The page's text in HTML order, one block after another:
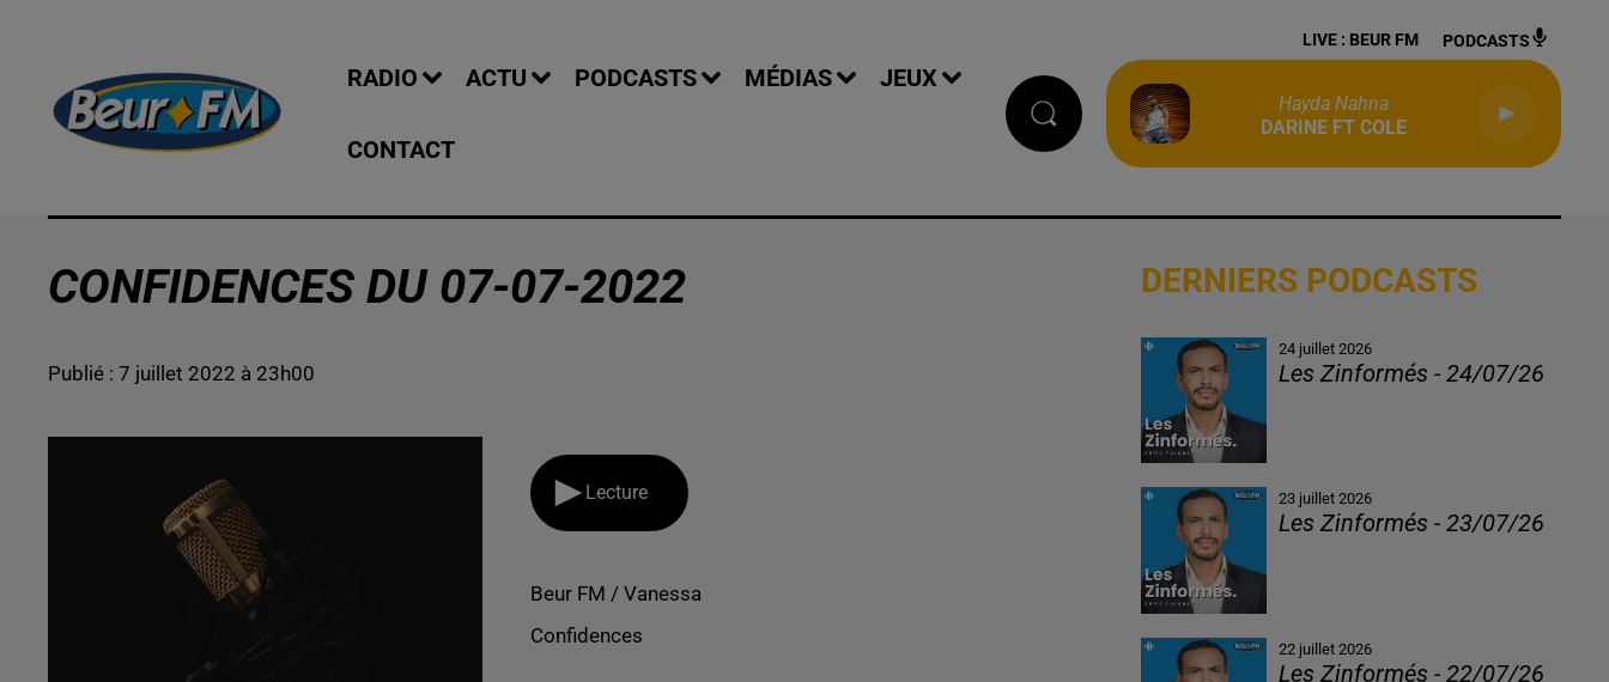
RADIO ACTU PODCASTS MÉDIAS JEUX
CONTACT
LIVE : BEUR FM PODCASTS
Hayda Nahna
DARINE FT COLE
CONFIDENCES DU 07-07-2022
Publié : 7 juillet 2022 à 23h00
Lecture
Beur FM / Vanessa
Confidences
DERNIERS PODCASTS
24 juillet 2026
Les Zinformés - 24/07/26
23 juillet 2026
Les Zinformés - 23/07/26
22 juillet 2026
Les Zinformés - 22/07/26